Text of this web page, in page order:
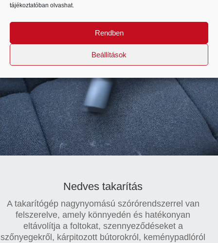
tájékoztatóban olvashat.
Rendben
Beállítások
Az állatszőrök alapos és hatékony eltávolítása a
állatszőr-eltávolító kárpitkefe segítségével.
Videólejátszó
Nedves takarítás
A takarítógép nagynyomású szórórendszerrel van
felszerelve, amely könnyedén és hatékonyan
eltávolítja a foltokat, szennyeződéseket a
szőnyegekről, kárpitozott bútorokról, keménypadlóról